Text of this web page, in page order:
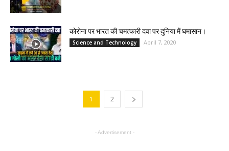
कोरोना पर भारत की चमत्कारी दवा पर दुनिया में घमासान।
Science and Technology April 7, 2020
1 2
- Advertisement -